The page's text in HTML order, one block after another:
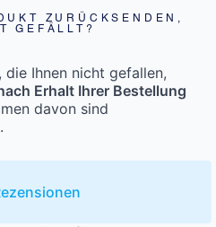
ZURÜCKSENDEN,
GEFÄLLT?
Ihnen nicht gefallen,
Erhalt Ihrer Bestellung
davon sind